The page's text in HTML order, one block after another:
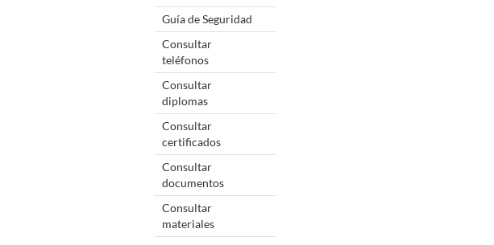
Guía de Seguridad
Consultar
teléfonos
Consultar
diplomas
Consultar
certificados
Consultar
documentos
Consultar
materiales